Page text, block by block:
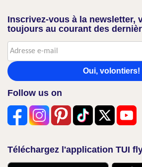
Inscrivez-vous à la newsletter,
toujours au courant des
Oui, volontiers!
Follow us on
Téléchargez l'application TUI